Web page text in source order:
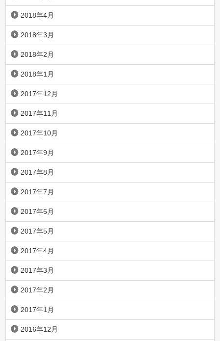
2018年4月
2018年3月
2018年2月
2018年1月
2017年12月
2017年11月
2017年10月
2017年9月
2017年8月
2017年7月
2017年6月
2017年5月
2017年4月
2017年3月
2017年2月
2017年1月
2016年12月